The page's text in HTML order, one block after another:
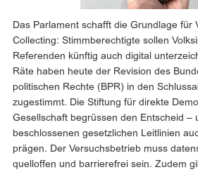
Das Parlament schafft die Grundlage für
Collecting: Stimmberechtigte sollen
Referenden künftig auch digital
Räte haben heute der Revision des
politischen Rechte (BPR) in den
zugestimmt. Die Stiftung für direkte
Gesellschaft begrüssen den Entscheid –
beschlossenen gesetzlichen Leitlinien
prägen. Der Versuchsbetrieb muss
quelloffen und barrierefrei sein. Zudem